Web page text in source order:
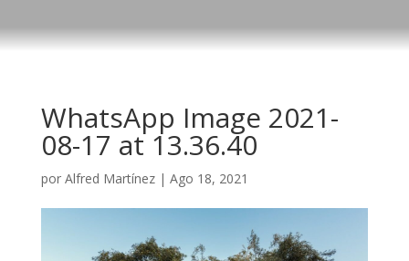
WhatsApp Image 2021-
08-17 at 13.36.40
por Alfred Martínez| Ago 18, 2021